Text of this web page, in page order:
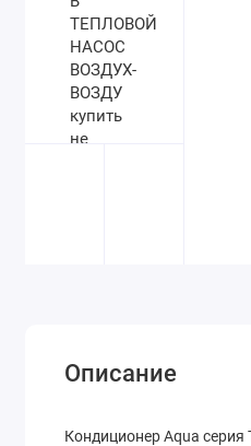
Описание
Кондиционер Aqua